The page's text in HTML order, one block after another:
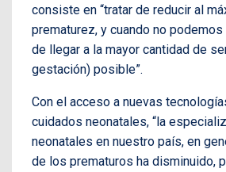
consiste en “tratar de reducir al
prematurez, y cuando no podemos
de llegar a la mayor cantidad de
gestación) posible”.
Con el acceso a nuevas
cuidados neonatales, “la
neonatales en nuestro país, en
de los prematuros ha disminuido,